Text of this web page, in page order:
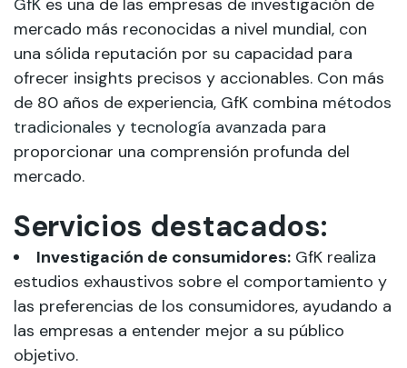
GfK es una de las empresas de investigación de
mercado más reconocidas a nivel mundial, con
una sólida reputación por su capacidad para
ofrecer insights precisos y accionables. Con más
de 80 años de experiencia, GfK combina métodos
tradicionales y tecnología avanzada para
proporcionar una comprensión profunda del
mercado.
Servicios destacados:
Investigación de consumidores: GfK realiza
estudios exhaustivos sobre el comportamiento y
las preferencias de los consumidores, ayudando a
las empresas a entender mejor a su público
objetivo.